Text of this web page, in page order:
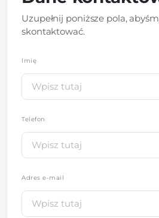
Uzupełnij poniższe pola,
skontaktować.
Imię
Telefon
Adres e-mail